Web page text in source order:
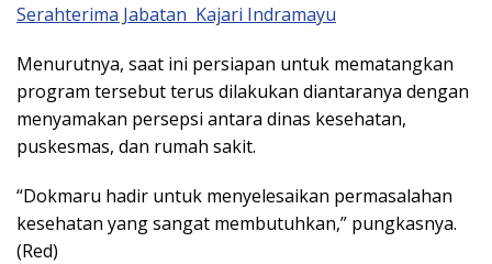
Serahterima Jabatan Kajari Indramayu
Menurutnya, saat ini persiapan untuk mematangkan
program tersebut terus dilakukan diantaranya dengan
menyamakan persepsi antara dinas kesehatan,
puskesmas, dan rumah sakit.
“Dokmaru hadir untuk menyelesaikan permasalahan
kesehatan yang sangat membutuhkan,” pungkasnya.
(Red)